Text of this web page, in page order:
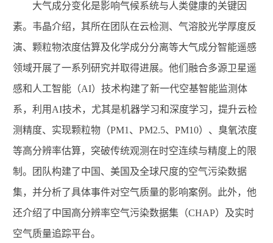
大气成分变化是影响气候系统与人类健康的关键因
素。韦晶介绍，其所在团队在云检测、气溶胶光学厚度反
演、颗粒物浓度估算及化学成分分离等大气成分智能遥感
领域开展了一系列研究并取得进展。他们融合多源卫星遥
感和人工智能（AI）技术构建了新一代空基智能监测体
系，利用 AI技术，尤其是机器学习和深度学习，提升云检
测精度、实现颗粒物（PM1 、 PM2.5、 PM10）、臭氧浓度
等高分辨率估算，突破传统观测在时空连续与精度上的限
制。团队构建了中国、美国及全球尺度的空气污染数据
集，并分析了具体事件对空气质量的影响案例。此外，他
还介绍了中国高分辨率空气污染数据集（CHAP）及实时
空气质量追踪平台。